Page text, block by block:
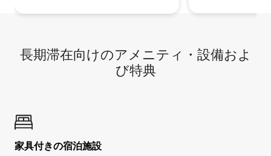
長期滞在向け⁠のア⁠メ⁠ニ⁠テ⁠ィ⁠・設⁠備⁠およ
び特⁠典
家具付き⁠の宿⁠泊⁠施⁠設